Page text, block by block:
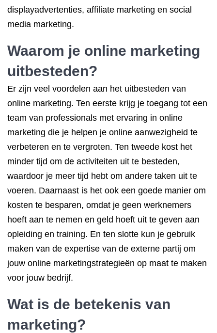
displayadvertenties, affiliate marketing en social
media marketing.
Waarom je online marketing
uitbesteden?
Er zijn veel voordelen aan het uitbesteden van
online marketing. Ten eerste krijg je toegang tot een
team van professionals met ervaring in online
marketing die je helpen je online aanwezigheid te
verbeteren en te vergroten. Ten tweede kost het
minder tijd om de activiteiten uit te besteden,
waardoor je meer tijd hebt om andere taken uit te
voeren. Daarnaast is het ook een goede manier om
kosten te besparen, omdat je geen werknemers
hoeft aan te nemen en geld hoeft uit te geven aan
opleiding en training. En ten slotte kun je gebruik
maken van de expertise van de externe partij om
jouw online marketingstrategieën op maat te maken
voor jouw bedrijf.
Wat is de betekenis van
marketing?